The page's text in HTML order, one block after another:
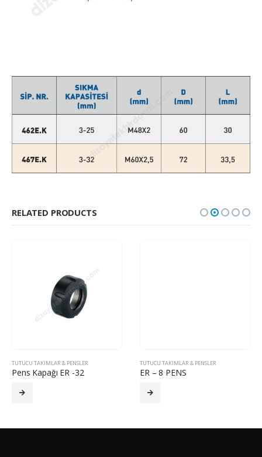
RELATED PRODUCTS
TUTUCU TAKIMLAR & PENSLER
Pens Kapağı ER -32
TUTUCU TAKIMLAR & PENSLER
ER – 8 PENS